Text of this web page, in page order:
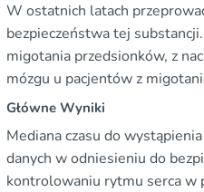
W ostatnich latach
bezpieczeństwa tej
migotania przedsionków, z
mózgu u pacjentów z
Główne Wyniki
Mediana czasu do
danych w odniesieniu do
kontrolowaniu rytmu serca w